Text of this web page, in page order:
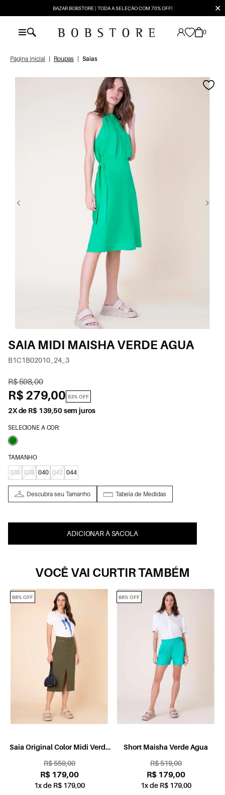
BAZAR BOBSTORE | TODA A SELEÇÃO COM 70% OFF! ✕
0
Página inicial Roupas Saias
SAIA MIDI MAISHA VERDE AGUA
B1C1B02010_24_3
R$ 598,00
R$ 279,00 53% OFF
2X de R$ 139,50 sem juros
SELECIONE A COR:
TAMANHO
036 038 040 042 044
Descubra seu Tamanho Tabela de Medidas
ADICIONAR À SACOLA
VOCÊ VAI CURTIR TAMBÉM
Short Maisha Verde Agua
R$ 519,00
R$ 179,00
1x de R$ 179,00
66% OFF
Saia Garden Midi Camadas
R$ 840,00
R$ 279,00
2x de R$ 139,50
67% OFF